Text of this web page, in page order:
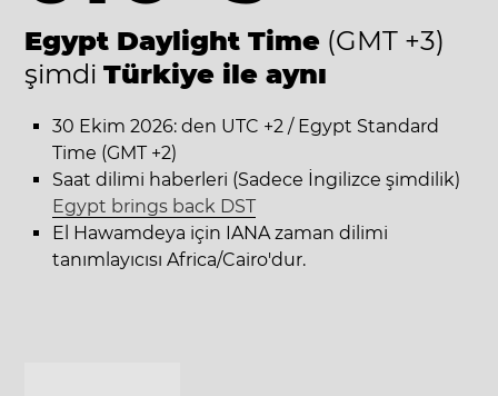
Egypt Daylight Time (GMT +3)
şimdi Türkiye ile aynı
30 Ekim 2026: den UTC +2 / Egypt Standard
Time (GMT +2)
Saat dilimi haberleri (Sadece İngilizce şimdilik)
Egypt brings back DST
El Hawamdeya için IANA zaman dilimi
tanımlayıcısı Africa/Cairo'dur.